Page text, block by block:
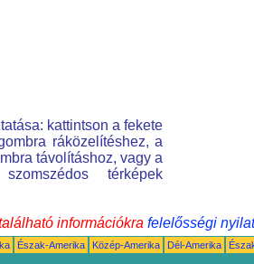
kattintson a fekete
ráközelítéshez, a
távolításhoz, vagy a
térképek
információkra felelősségi
Észak-Amerika Közép-Amerika Dél-Amerika